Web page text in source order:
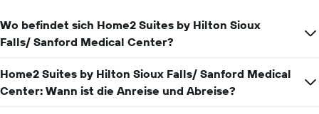
rückt.
Das
Diagramm
hat
1
X-
Achse,
Wo befindet sich Home2 Suites by Hilton Sioux
Falls/ Sanford Medical Center?
Home2 Suites by Hilton Sioux Falls/ Sanford Medical
Center: Wann ist die Anreise und Abreise?